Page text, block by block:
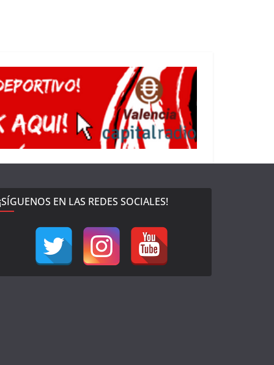
EN LAS REDES SOCIALES!